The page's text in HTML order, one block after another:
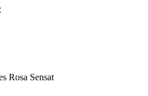
Rosa Sensat